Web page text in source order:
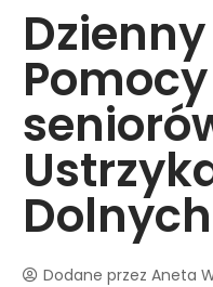
Dolnych
Dodane przez Aneta